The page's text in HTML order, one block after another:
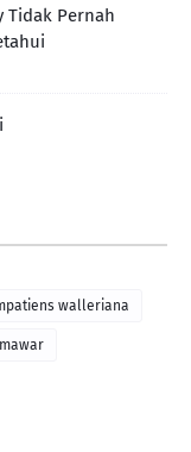
Tidak Pernah
walleriana
mawar